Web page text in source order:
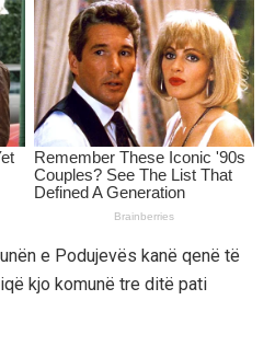
e Podujevës kanë qenë të
kjo komunë tre ditë pati